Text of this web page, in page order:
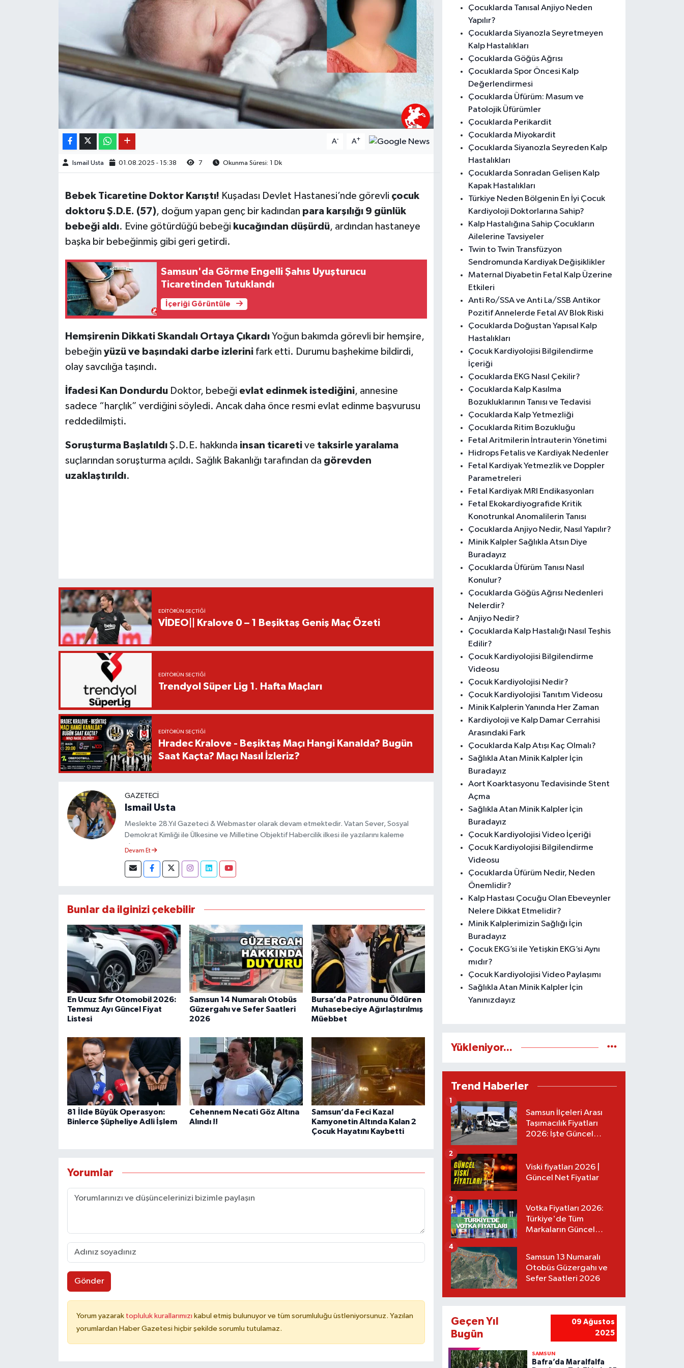
A- A+
Ismail Usta 01.08.2025 - 15:38 7 Okunma Süresi: 1 Dk
Bebek Ticaretine Doktor Karıştı! Kuşadası Devlet Hastanesi’nde görevli çocuk
doktoru Ş.D.E. (57), doğum yapan genç bir kadından para karşılığı 9 günlük
bebeği aldı. Evine götürdüğü bebeği kucağından düşürdü, ardından hastaneye
başka bir bebeğinmiş gibi geri getirdi.
Samsun'da Görme Engelli Şahıs Uyuşturucu
Ticaretinden Tutuklandı
İçeriği Görüntüle
Hemşirenin Dikkati Skandalı Ortaya ÇıkardıYoğun bakımda görevli bir hemşire,
bebeğin yüzü ve başındaki darbe izlerinifark etti. Durumu başhekime bildirdi,
olay savcılığa taşındı.
İfadesi Kan DondurduDoktor, bebeği evlat edinmek istediğini, annesine
sadece “harçlık” verdiğini söyledi. Ancak daha önce resmi evlat edinme başvurusu
reddedilmişti.
Soruşturma BaşlatıldıŞ.D.E. hakkında insan ticaretive taksirle yaralama
suçlarından soruşturma açıldı. Sağlık Bakanlığı tarafından da görevden
uzaklaştırıldı.
EDITÖRÜN SEÇTIĞI
VİDEO|| Kralove 0 – 1 Beşiktaş Geniş Maç Özeti
EDITÖRÜN SEÇTIĞI
Trendyol Süper Lig 1. Hafta Maçları
EDITÖRÜN SEÇTIĞI
Hradec Kralove - Beşiktaş Maçı Hangi Kanalda? Bugün
Saat Kaçta? Maçı Nasıl İzleriz?
GAZETECI
Ismail Usta
Meslekte 28.Yıl Gazeteci & Webmaster olarak devam etmektedir. Vatan Sever, Sosyal
Demokrat Kimliği ile Ülkesine ve Milletine Objektif Habercilik ilkesi ile yazılarını kaleme
almıştır.
Devam Et
Bunlar da ilginizi çekebilir
En Ucuz Sıfır Otomobil 2026:
Temmuz Ayı Güncel Fiyat
Listesi
Samsun 14 Numaralı Otobüs
Güzergahı ve Sefer Saatleri
2026
Bursa’da Patronunu Öldüren
Muhasebeciye Ağırlaştırılmış
Müebbet
81 İlde Büyük Operasyon:
Binlerce Şüpheliye Adli İşlem
Cehennem Necati Göz Altına
Alındı !!
Samsun’da Feci Kaza!
Kamyonetin Altında Kalan 2
Çocuk Hayatını Kaybetti
Yorumlar
Gönder
Yorum yazarak topluluk kurallarımızı kabul etmiş bulunuyor ve tüm sorumluluğu üstleniyorsunuz. Yazılan
yorumlardan Haber Gazetesi hiçbir şekilde sorumlu tutulamaz.
Çocuklarda Tanısal Anjiyo Neden
Yapılır?
Çocuklarda Siyanozla Seyretmeyen
Kalp Hastalıkları
Çocuklarda Göğüs Ağrısı
Çocuklarda Spor Öncesi Kalp
Değerlendirmesi
Çocuklarda Üfürüm: Masum ve
Patolojik Üfürümler
Çocuklarda Perikardit
Çocuklarda Miyokardit
Çocuklarda Siyanozla Seyreden Kalp
Hastalıkları
Çocuklarda Sonradan Gelişen Kalp
Kapak Hastalıkları
Türkiye Neden Bölgenin En İyi Çocuk
Kardiyoloji Doktorlarına Sahip?
Kalp Hastalığına Sahip Çocukların
Ailelerine Tavsiyeler
Twin to Twin Transfüzyon
Sendromunda Kardiyak Değişiklikler
Maternal Diyabetin Fetal Kalp Üzerine
Etkileri
Anti Ro/SSA ve Anti La/SSB Antikor
Pozitif Annelerde Fetal AV Blok Riski
Çocuklarda Doğuştan Yapısal Kalp
Hastalıkları
Çocuk Kardiyolojisi Bilgilendirme
İçeriği
Çocuklarda EKG Nasıl Çekilir?
Çocuklarda Kalp Kasılma
Bozukluklarının Tanısı ve Tedavisi
Çocuklarda Kalp Yetmezliği
Çocuklarda Ritim Bozukluğu
Fetal Aritmilerin İntrauterin Yönetimi
Hidrops Fetalis ve Kardiyak Nedenler
Fetal Kardiyak Yetmezlik ve Doppler
Parametreleri
Fetal Kardiyak MRI Endikasyonları
Fetal Ekokardiyografide Kritik
Konotrunkal Anomalilerin Tanısı
Çocuklarda Anjiyo Nedir, Nasıl Yapılır?
Minik Kalpler Sağlıkla Atsın Diye
Buradayız
Çocuklarda Üfürüm Tanısı Nasıl
Konulur?
Çocuklarda Göğüs Ağrısı Nedenleri
Nelerdir?
Anjiyo Nedir?
Çocuklarda Kalp Hastalığı Nasıl Teşhis
Edilir?
Çocuk Kardiyolojisi Bilgilendirme
Videosu
Çocuk Kardiyolojisi Nedir?
Çocuk Kardiyolojisi Tanıtım Videosu
Minik Kalplerin Yanında Her Zaman
Kardiyoloji ve Kalp Damar Cerrahisi
Arasındaki Fark
Çocuklarda Kalp Atışı Kaç Olmalı?
Sağlıkla Atan Minik Kalpler İçin
Buradayız
Aort Koarktasyonu Tedavisinde Stent
Açma
Sağlıkla Atan Minik Kalpler İçin
Buradayız
Çocuk Kardiyolojisi Video İçeriği
Çocuk Kardiyolojisi Bilgilendirme
Videosu
Çocuklarda Üfürüm Nedir, Neden
Önemlidir?
Kalp Hastası Çocuğu Olan Ebeveynler
Nelere Dikkat Etmelidir?
Minik Kalplerimizin Sağlığı İçin
Buradayız
Çocuk EKG’si ile Yetişkin EKG’si Aynı
mıdır?
Çocuk Kardiyolojisi Video Paylaşımı
Sağlıkla Atan Minik Kalpler İçin
Yanınızdayız
Yükleniyor...
Trend Haberler
Samsun İlçeleri Arası
Taşımacılık Fiyatları
2026: İşte Güncel
1
Viski fiyatları 2026 |
Güncel Net Fiyatlar
2
Votka Fiyatları 2026:
Türkiye'de Tüm
Markaların Güncel
3
Samsun 13 Numaralı
Otobüs Güzergahı ve
Sefer Saatleri 2026
4
Geçen Yıl
Bugün
09 Ağustos
2025
SAMSUN
Bafra’da Maralfalfa